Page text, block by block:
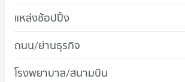
แหล่งช้อปปิ้ง
ถนน/ย่านธุรกิจ
คอนโด ถนนรามคำแหง
โรงพยาบาล/สนามบิน